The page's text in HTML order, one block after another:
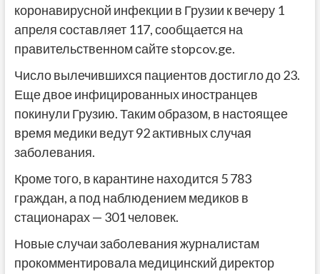
коронавирусной инфекции в Грузии к вечеру 1
апреля составляет 117, сообщается на
правительственном сайте stopcov.ge.
Число вылечившихся пациентов достигло до 23.
Еще двое инфицированных иностранцев
покинули Грузию. Таким образом, в настоящее
время медики ведут 92 активных случая
заболевания.
Кроме того, в карантине находится 5 783
граждан, а под наблюдением медиков в
стационарах — 301 человек.
Новые случаи заболевания журналистам
прокомментировала медицинский директор